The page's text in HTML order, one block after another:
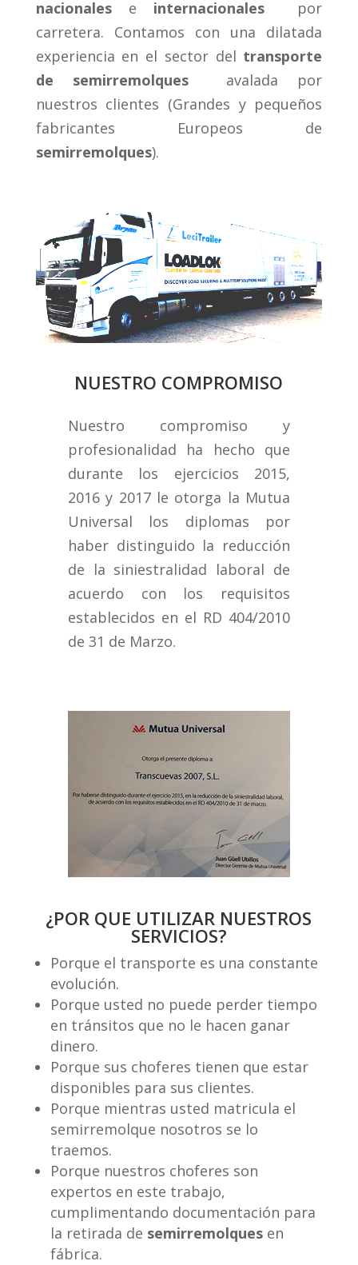
nacionalese internacionalespor
carretera. Contamos con una dilatada
experiencia en el sector del transporte
de semirremolques avalada por
nuestros clientes (Grandes y pequeños
fabricantes Europeos de
semirremolques).
NUESTRO COMPROMISO
Nuestro compromiso y
profesionalidad ha hecho que
durante los ejercicios 2015,
2016 y 2017 le otorga la Mutua
Universal los diplomas por
haber distinguido la reducción
de la siniestralidad laboral de
acuerdo con los requisitos
establecidos en el RD 404/2010
de 31 de Marzo.
¿POR QUE UTILIZAR NUESTROS
SERVICIOS?
Porque el transporte es una constante
evolución.
Porque usted no puede perder tiempo
en tránsitos que no le hacen ganar
dinero.
Porque sus choferes tienen que estar
disponibles para sus clientes.
Porque mientras usted matricula el
semirremolque nosotros se lo
traemos.
Porque nuestros choferes son
expertos en este trabajo,
cumplimentando documentación para
la retirada de semirremolquesen
fábrica.